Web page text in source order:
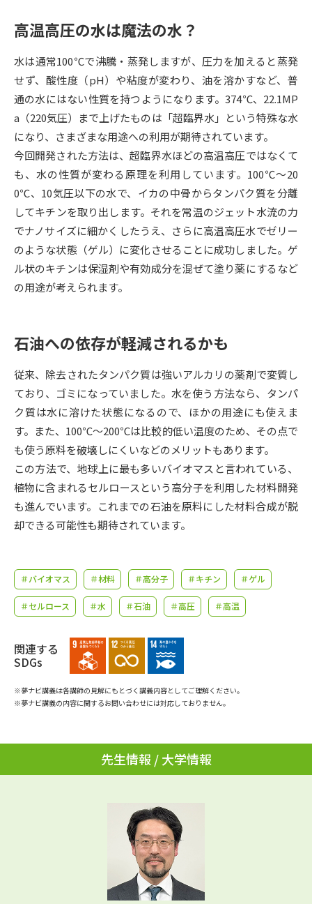
デジタルパンフレット 進路の３択
新学年スタート号特集ページ
（高3生用）
新学年スタート号特集ページ
（高2生用）
SELFBRAND特集ページ
オープンキャンパスなどを調べる
オープンキャンパス検索 実施プログラムから探す
夢ナビライブ
受験準備 資料検索
志望校・出願校を調べる
併願校選び 受験スケジュールを立てよう
先輩が入学を決めた理由 テレメール全国一斉進学調査
新生活お役立ちガイド
学問発見 学問検索
学問のミニ講義「夢ナビ講義」 学問分野解説
夢ナビライブ
ユーザーサポート
Ｑ＆Ａ よくあるご質問 大学進学IDについて
資料の料金の
テレメール進学カタログ
訂正のご案内
高温高圧の水は魔法の水？
水は通常100℃で沸騰・蒸発しますが、圧力を加えると蒸発
せず、酸性度（pH）や粘度が変わり、油を溶かすなど、普
通の水にはない性質を持つようになります。374℃、22.1MP
a（220気圧）まで上げたものは「超臨界水」という特殊な水
になり、さまざまな用途への利用が期待されています。
今回開発された方法は、超臨界水ほどの高温高圧ではなくて
も、水の性質が変わる原理を利用しています。100℃～20
0℃、10気圧以下の水で、イカの中骨からタンパク質を分離
してキチンを取り出します。それを常温のジェット水流の力
でナノサイズに細かくしたうえ、さらに高温高圧水でゼリー
のような状態（ゲル）に変化させることに成功しました。ゲ
ル状のキチンは保湿剤や有効成分を混ぜて塗り薬にするなど
の用途が考えられます。
石油への依存が軽減されるかも
従来、除去されたタンパク質は強いアルカリの薬剤で変質し
ており、ゴミになっていました。水を使う方法なら、タンパ
ク質は水に溶けた状態になるので、ほかの用途にも使えま
す。また、100℃～200℃は比較的低い温度のため、その点で
も使う原料を破壊しにくいなどのメリットもあります。
この方法で、地球上に最も多いバイオマスと言われている、
植物に含まれるセルロースという高分子を利用した材料開発
も進んでいます。これまでの石油を原料にした材料合成が脱
却できる可能性も期待されています。
＃バイオマス ＃材料 ＃高分子 ＃キチン ＃ゲル
＃セルロース ＃水 ＃石油 ＃高圧 ＃高温
関連する
SDGs
※夢ナビ講義は各講師の見解にもとづく講義内容としてご理解ください。
※夢ナビ講義の内容に関するお問い合わせには対応しておりません。
先生情報 / 大学情報